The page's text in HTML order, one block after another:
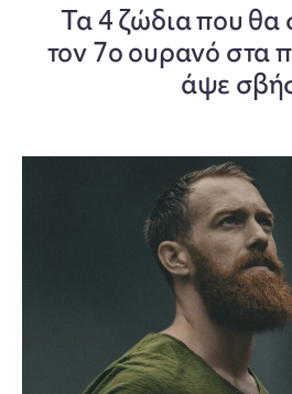
Τα 4 ζώδια που θα
τον 7ο ουρανό στα
άψε